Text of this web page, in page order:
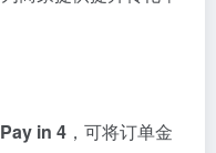
Pay in 4 ，可将订单金